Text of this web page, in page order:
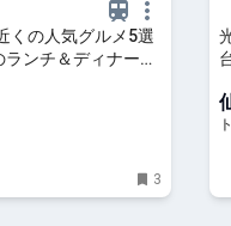
くの人気グルメ5選
ランチ＆ディナー
3